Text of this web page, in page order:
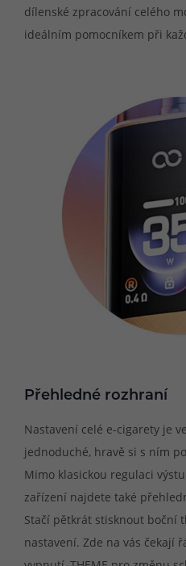
dílenské zpracování celého
ideálním pomocníkem při
Přehledné rozhraní
Nastavení celé e-cigarety je
jednoduché, hravě si s ním
Mimo klasickou regulaci
zařízení najdete také
Stačí pětkrát stisknout boční
nastavení. Zde na vás čekají